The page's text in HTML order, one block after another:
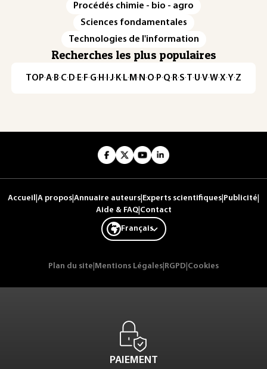
Procédés chimie - bio - agro
Sciences fondamentales
Technologies de l'information
Recherches les plus populaires
TOP·A·B·C· D· E· F·G· H · ·J· K· L· M · N ·O· P·Q· R·S·T·U·V·W·X·Y·Z
Accueil A propos Annuaire auteurs Experts scientifiques Publicité
Aide & FAQ| Contact
Français
Plan du site Mentions Légales RGPD Cookies
PAIEMENT